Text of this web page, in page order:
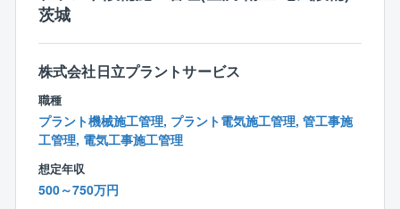
茨城
株式会社日立プラントサービス
職種
プラント機械施工管理, プラント電気施工管理, 管工事施
工管理, 電気工事施工管理
想定年収
500～750万円